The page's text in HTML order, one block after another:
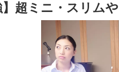
超ミニ・スリム